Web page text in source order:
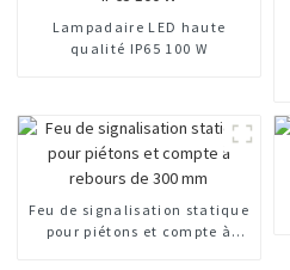
Lampadaire LED haute
qualité IP65 100 W
Feu de signalisation statique
pour piétons et compte à